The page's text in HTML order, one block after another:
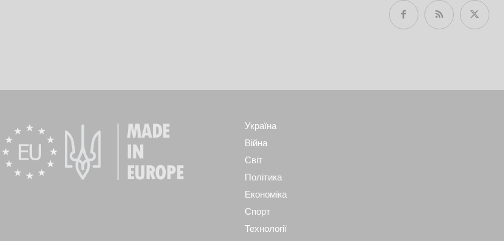
Україна
Війна
Світ
Політика
Економіка
Спорт
Технології